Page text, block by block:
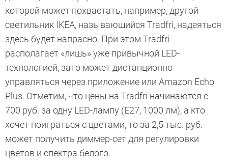
которой может похвастать, например, другой
светильник IKEA, называющийся Tradfri, надеяться
здесь будет напрасно. При этом Tradfri
располагает «лишь» уже привычной LED-
технологией, зато может дистанционно
управляться через приложение или Amazon Echo
Plus. Отметим, что цены на Tradfri начинаются с
700 руб. за одну LED-лампу (E27, 1000 лм), а кто
хочет поиграться с цветами, то за 2,5 тыс. руб.
может получить диммер-сет для регулировки
цветов и спектра белого.